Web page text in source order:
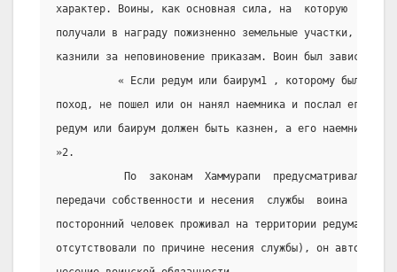
характер. Воины, как основная сила, на  которую
получали в награду пожизненно земельные участки,
казнили за неповиновение приказам. Воин был зависим
« Если редум или баирум1 , которому было
поход, не пошел или он нанял наемника и послал его
редум или баирум должен быть казнен, а его наемник
»2.
По  законам  Хаммурапи  предусматривалась
передачи собственности и несения  службы  воина  при
посторонний человек проживал на территории редума
отсутствовали по причине несения службы), он